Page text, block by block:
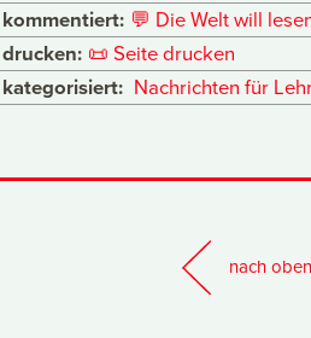
kommentiert: 💬 Die Welt will
drucken: 📜 Seite drucken
kategorisiert: Nachrichten für
nach oben